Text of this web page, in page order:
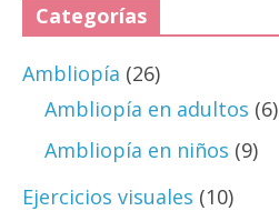
Categorías
Ambliopía (26)
Ambliopía en adultos (6)
Ambliopía en niños (9)
Ejercicios visuales (10)